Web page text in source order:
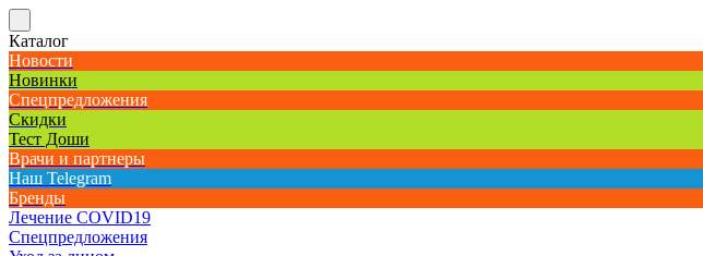
Каталог
Новости
Новинки
Спецпредложения
Скидки
Тест Доши
Врачи и партнеры
Наш Telegram
Бренды
Лечение COVID19
Спецпредложения